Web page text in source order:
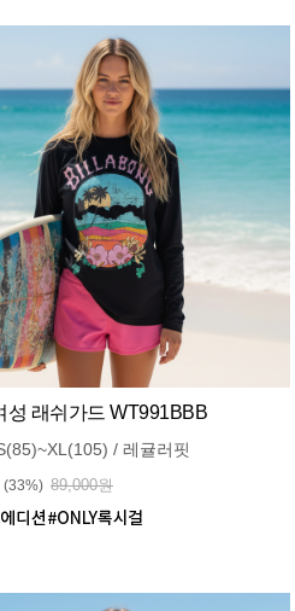
성 래쉬가드 WT991BBB
/ 레귤러핏
(33%) 89,000원